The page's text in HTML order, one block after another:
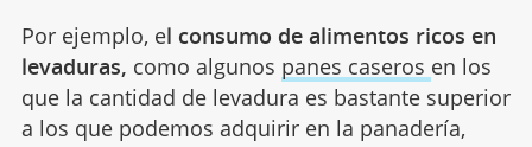
Por ejemplo, el consumo de alimentos ricos en
levaduras, como algunos panes caseros en los
que la cantidad de levadura es bastante superior
a los que podemos adquirir en la panadería,